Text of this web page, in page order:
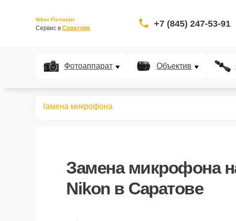
Nikon Fixmaster
Сервис в Саратове +7 (845) 247-53-91
Фотоаппарат Объектив
Замена микрофона
Замена микрофона
Nikon в Саратове